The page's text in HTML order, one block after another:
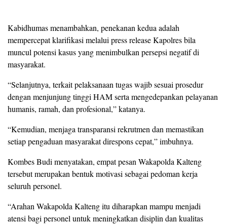
Kabidhumas menambahkan, penekanan kedua adalah
mempercepat klarifikasi melalui press release Kapolres bila
muncul potensi kasus yang menimbulkan persepsi negatif di
masyarakat.
“Selanjutnya, terkait pelaksanaan tugas wajib sesuai prosedur
dengan menjunjung tinggi HAM serta mengedepankan pelayanan
humanis, ramah, dan profesional,” katanya.
“Kemudian, menjaga transparansi rekrutmen dan memastikan
setiap pengaduan masyarakat direspons cepat,” imbuhnya.
Kombes Budi menyatakan, empat pesan Wakapolda Kalteng
tersebut merupakan bentuk motivasi sebagai pedoman kerja
seluruh personel.
“Arahan Wakapolda Kalteng itu diharapkan mampu menjadi
atensi bagi personel untuk meningkatkan disiplin dan kualitas